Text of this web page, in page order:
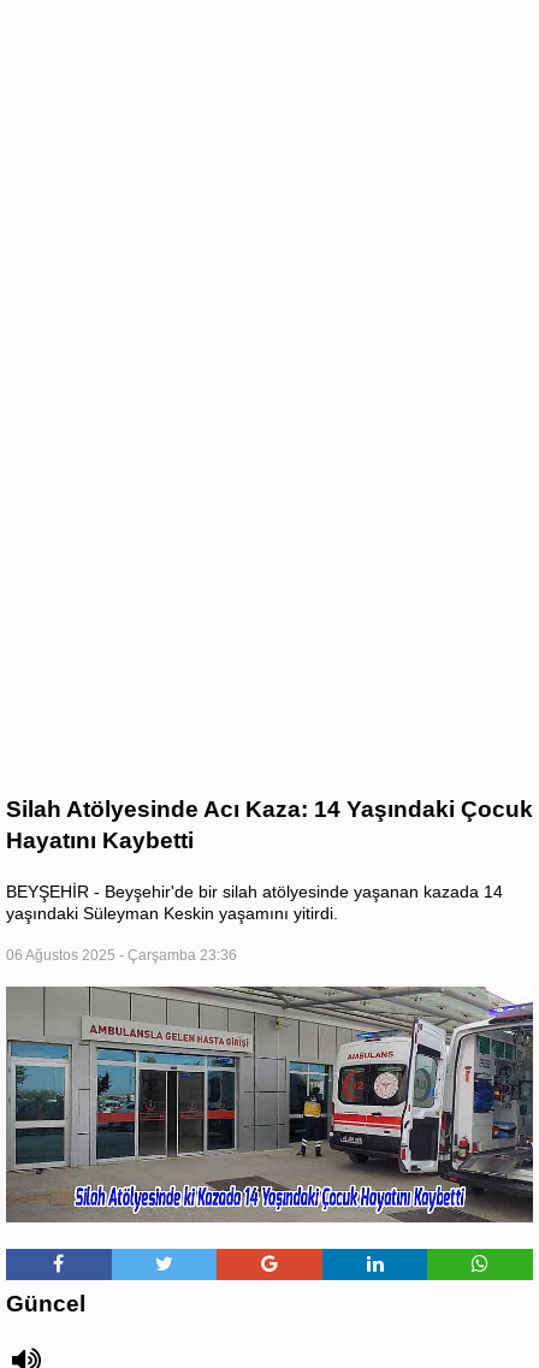
Silah Atölyesinde Acı Kaza: 14 Yaşındaki Çocuk
Hayatını Kaybetti
BEYŞEHİR - Beyşehir'de bir silah atölyesinde yaşanan kazada 14
yaşındaki Süleyman Keskin yaşamını yitirdi.
06 Ağustos 2025 - Çarşamba 23:36
Güncel